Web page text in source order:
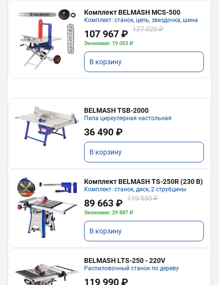
Комплект BELMASH MCS-500
Комплект: станок, цепь, звездочка, шина
107 967 ₽ 127 020 ₽
Экономия: 19 053 ₽
В корзину
BELMASH TSB-2000
Пила циркулярная настольная
36 490 ₽
В корзину
Комплект BELMASH TS-250R (230 В)
Комплект: станок, диск, 2 струбцины
89 663 ₽ 119 550 ₽
Экономия: 29 887 ₽
В корзину
BELMASH LTS-250 - 220V
Распиловочный станок по дереву
119 990 ₽